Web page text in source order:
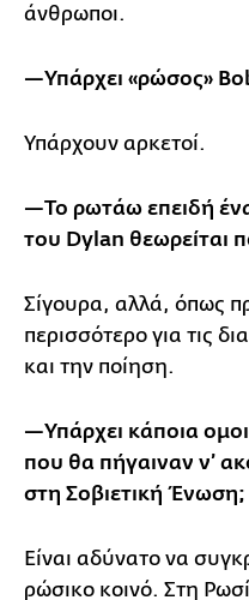
άνθρωποι.
—Υπάρχει «ρώσος»
Υπάρχουν αρκετοί.
—Το ρωτάω επειδή
του Dylan θεωρείται
Σίγουρα, αλλά, όπως
περισσότερο για τις
και την ποίηση.
—Υπάρχει κάποια
που θα πήγαιναν ν’
στη Σοβιετική Ένωση;
Είναι αδύνατο να
ρώσικο κοινό. Στη